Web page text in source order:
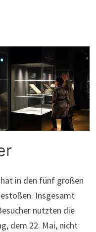
in den fünf großen
Insgesamt
nutzten die
dem 22. Mai, nicht